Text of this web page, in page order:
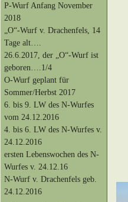
P-Wurf Anfang November
2018
„O“-Wurf v. Drachenfels, 14
Tage alt….
26.6.2017, der „O“-Wurf ist
geboren….1/4
O-Wurf geplant für
Sommer/Herbst 2017
6. bis 9. LW des N-Wurfes
vom 24.12.2016
4. bis 6. LW des N-Wurfes v.
24.12.2016
ersten Lebenswochen des N-
Wurfes v. 24.12.16
N-Wurf v. Drachenfels geb.
24.12.2016